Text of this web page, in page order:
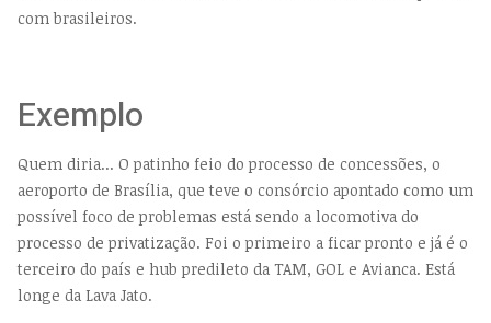
com brasileiros.
Exemplo
Quem diria... O patinho feio do processo de concessões, o
aeroporto de Brasília, que teve o consórcio apontado como um
possível foco de problemas está sendo a locomotiva do
processo de privatização. Foi o primeiro a ficar pronto e já é o
terceiro do país e hub predileto da TAM, GOL e Avianca. Está
longe da Lava Jato.